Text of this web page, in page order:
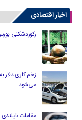
اخبار اقتصادی
رکوردشکنی بورس تهران امروز ۱۲
زخم کاری دلار
می‌شود